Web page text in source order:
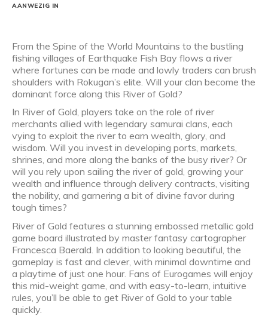
AANWEZIG IN
From the Spine of the World Mountains to the bustling
fishing villages of Earthquake Fish Bay flows a river
where fortunes can be made and lowly traders can brush
shoulders with Rokugan’s elite. Will your clan become the
dominant force along this River of Gold?
In River of Gold, players take on the role of river
merchants allied with legendary samurai clans, each
vying to exploit the river to earn wealth, glory, and
wisdom. Will you invest in developing ports, markets,
shrines, and more along the banks of the busy river? Or
will you rely upon sailing the river of gold, growing your
wealth and influence through delivery contracts, visiting
the nobility, and garnering a bit of divine favor during
tough times?
River of Gold features a stunning embossed metallic gold
game board illustrated by master fantasy cartographer
Francesca Baerald. In addition to looking beautiful, the
gameplay is fast and clever, with minimal downtime and
a playtime of just one hour. Fans of Eurogames will enjoy
this mid-weight game, and with easy-to-learn, intuitive
rules, you’ll be able to get River of Gold to your table
quickly.